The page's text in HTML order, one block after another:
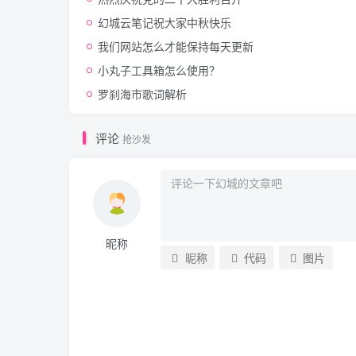
幻城云笔记祝大家中秋快乐
我们网站怎么才能保持每天更新
小丸子工具箱怎么使用？
罗刹海市歌词解析
评论 抢沙发
昵称
昵称
代码 图片